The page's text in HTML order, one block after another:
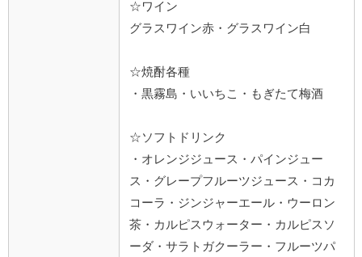
☆ワイン
グラスワイン赤・グラスワイン白
☆焼酎各種
・黒霧島・いいちこ・もぎたて梅酒
☆ソフトドリンク
・オレンジジュース・パインジュー
ス・グレープフルーツジュース・コカ
コーラ・ジンジャーエール・ウーロン
茶・カルピスウォーター・カルピスソ
ーダ・サラトガクーラー・フルーツパ